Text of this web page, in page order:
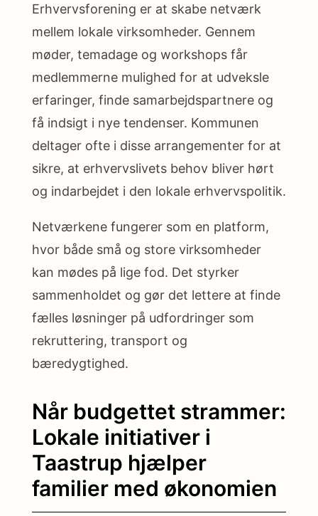
Erhvervsforening er at skabe netværk
mellem lokale virksomheder. Gennem
møder, temadage og workshops får
medlemmerne mulighed for at udveksle
erfaringer, finde samarbejdspartnere og
få indsigt i nye tendenser. Kommunen
deltager ofte i disse arrangementer for at
sikre, at erhvervslivets behov bliver hørt
og indarbejdet i den lokale erhvervspolitik.
Netværkene fungerer som en platform,
hvor både små og store virksomheder
kan mødes på lige fod. Det styrker
sammenholdet og gør det lettere at finde
fælles løsninger på udfordringer som
rekruttering, transport og
bæredygtighed.
Når budgettet strammer:
Lokale initiativer i
Taastrup hjælper
familier med økonomien